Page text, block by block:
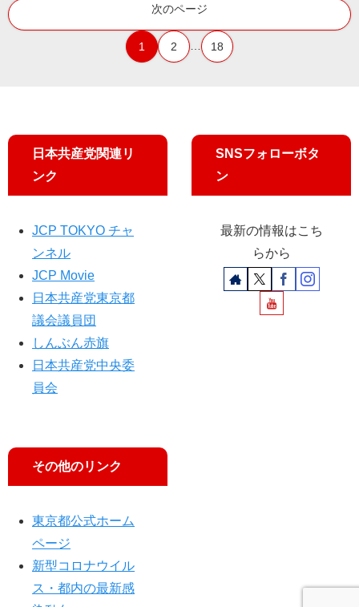
次のページ
1 2 18
日本共産党関連リ
ンク
JCP TOKYO チャ
ンネル
JCP Movie
日本共産党東京都
議会議員団
しんぶん赤旗
日本共産党中央委
員会
その他のリンク
東京都公式ホーム
ページ
新型コロナウイル
ス・都内の最新感
SNSフォローボタ
ン
最新の情報はこち
らから